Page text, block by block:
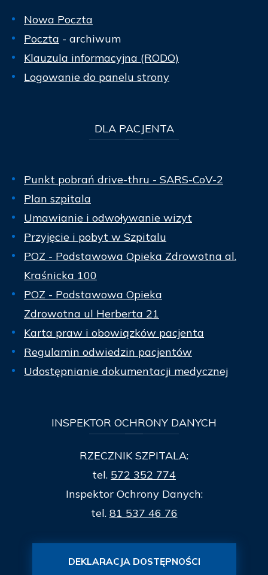
Nowa Poczta
Poczta - archiwum
Klauzula informacyjna (RODO)
Logowanie do panelu strony
DLAPACJENTA
Punkt pobrań drive-thru - SARS-CoV-2
Plan szpitala
Umawianie i odwoływanie wizyt
Przyjęcie i pobyt w Szpitalu
POZ - Podstawowa Opieka Zdrowotna al.
Kraśnicka 100
POZ - Podstawowa Opieka
Zdrowotna ul Herberta 21
Karta praw i obowiązków pacjenta
Regulamin odwiedzin pacjentów
Udostępnianie dokumentacji medycznej
INSPEKTOR OCHRONY DANYCH
RZECZNIK SZPITALA:
tel. 572 352 774
Inspektor Ochrony Danych:
tel. 81 537 46 76
DEKLARACJA DOSTĘPNOŚCI